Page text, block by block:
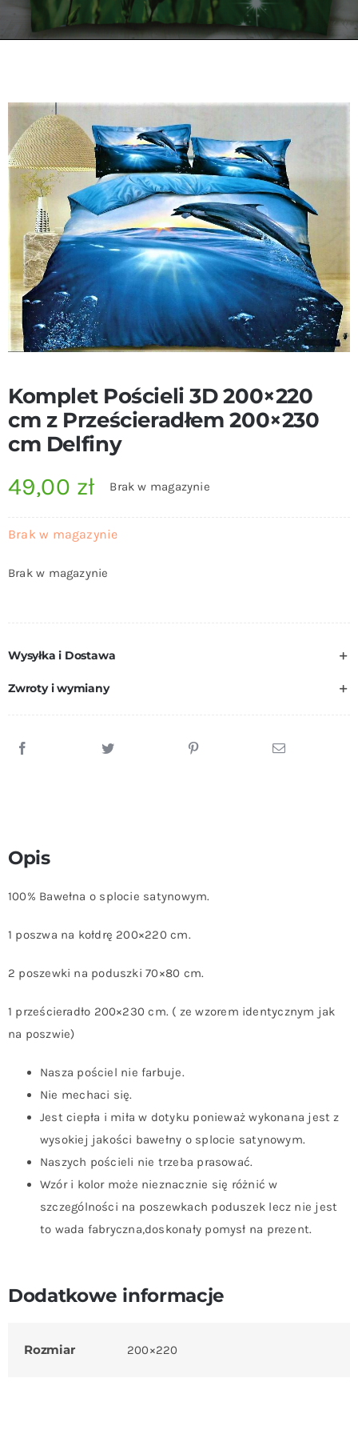
Komplet Pościeli 3D 200×220
cm z Prześcieradłem 200×230
cm Delfiny
49,00 zł Brak w magazynie
Brak w magazynie
Brak w magazynie
Wysyłka i Dostawa
Zwroty i wymiany
Opis
100% Bawełna o splocie satynowym.
1 poszwa na kołdrę 200×220 cm.
2 poszewki na poduszki 70×80 cm.
1 prześcieradło 200×230 cm. ( ze wzorem identycznym jak
na poszwie)
Nasza pościel nie farbuje.
Nie mechaci się.
Jest ciepła i miła w dotyku ponieważ wykonana jest z
wysokiej jakości bawełny o splocie satynowym.
Naszych pościeli nie trzeba prasować.
Wzór i kolor może nieznacznie się różnić w
szczególności na poszewkach poduszek lecz nie jest
to wada fabryczna,doskonały pomysł na prezent.
Dodatkowe informacje
Rozmiar 200×220